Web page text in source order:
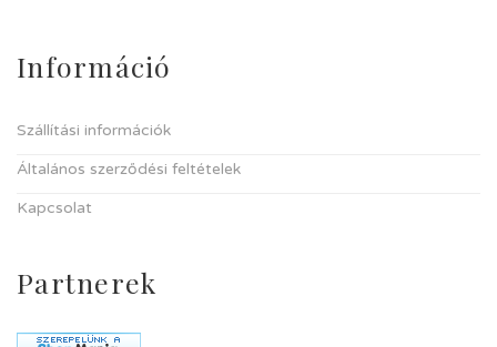
Információ
Szállítási információk
Általános szerződési feltételek
Kapcsolat
Partnerek